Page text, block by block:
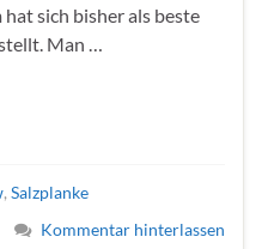
sich bisher als beste
Man …
, Salzplanke
Kommentar hinterlassen